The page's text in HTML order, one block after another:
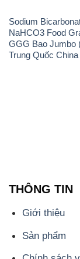
Chính sách
Tin tức
Liên hệ